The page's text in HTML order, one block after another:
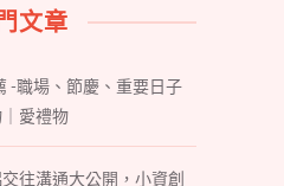
文章
-職場、節慶、重要日子
愛禮物
往溝通大公開，小資創